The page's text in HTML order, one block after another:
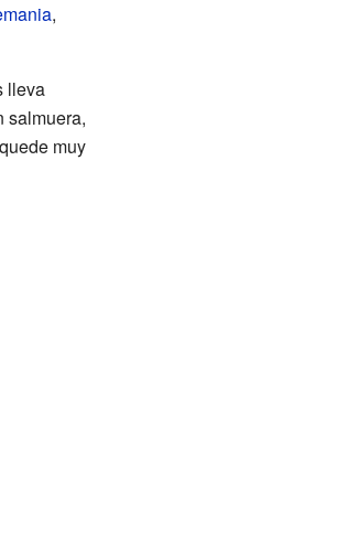
,
lleva
salmuera,
muy